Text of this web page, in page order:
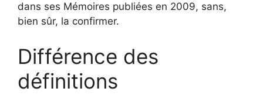
dans ses Mémoires publiées en 2009, sans,
bien sûr, la confirmer.
Différence des
définitions